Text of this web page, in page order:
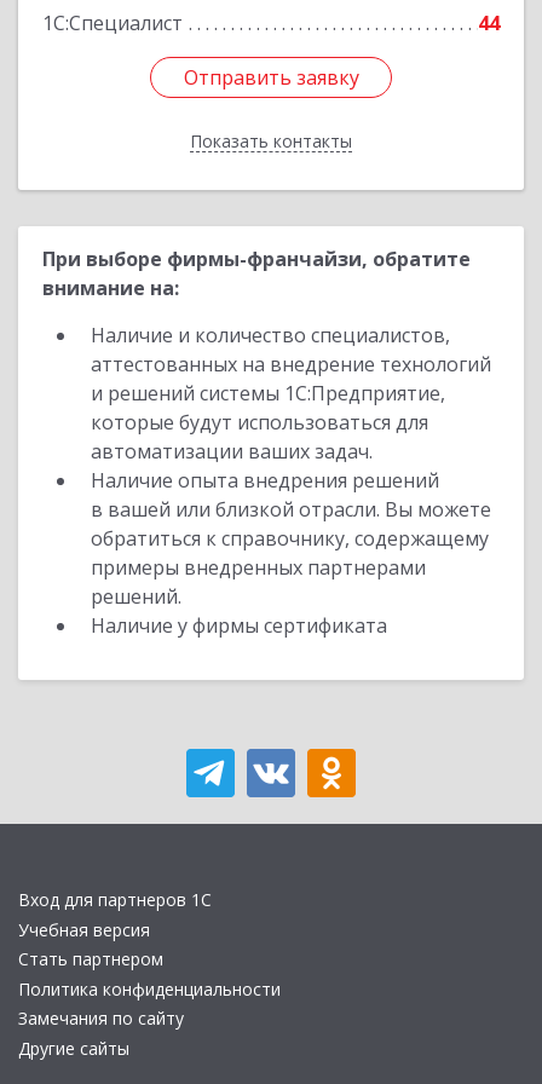
1С:Специалист
44
Отправить заявку
Показать контакты
Отправить заявку
Назад
При выборе фирмы-франчайзи, обратите
внимание на:
Наличие и количество специалистов,
аттестованных на внедрение технологий
и решений системы 1С:Предприятие,
которые будут использоваться для
автоматизации ваших задач.
Наличие опыта внедрения решений
в вашей или близкой отрасли. Вы можете
обратиться к справочнику, содержащему
примеры внедренных партнерами
решений.
Наличие у фирмы сертификата
Вход для партнеров 1С
Учебная версия
Стать партнером
Политика конфиденциальности
Замечания по сайту
Другие сайты